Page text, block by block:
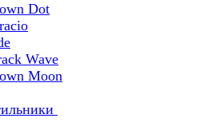
Dot
Wave
Moon